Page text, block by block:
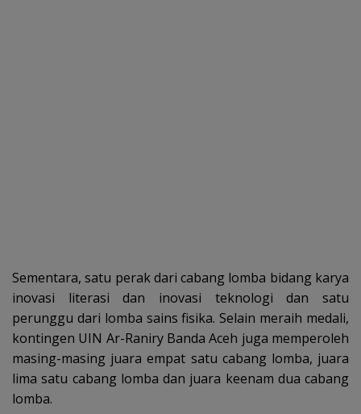
Sementara, satu perak dari cabang lomba bidang karya
inovasi literasi dan inovasi teknologi dan satu
perunggu dari lomba sains fisika. Selain meraih medali,
kontingen UIN Ar-Raniry Banda Aceh juga memperoleh
masing-masing juara empat satu cabang lomba, juara
lima satu cabang lomba dan juara keenam dua cabang
lomba.